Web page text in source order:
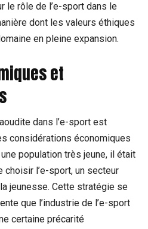
le rôle de l’e-sport dans le
dont les valeurs éthiques
en pleine expansion.
et
dans l’e-sport est
considérations économiques
population très jeune, il était
choisir l’e-sport, un secteur
jeunesse. Cette stratégie se
que l’industrie de l’e-sport
certaine précarité